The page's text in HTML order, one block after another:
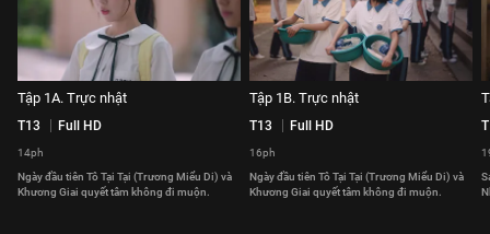
Tập 1A. Trực nhật
T13 Full HD
14ph
Ngày đầu tiên Tô Tại Tại (Trương Miểu Di) và
Khương Giai quyết tâm không đi muộn.
Tập 1B. Trực nhật
T13 Full HD
16ph
Ngày đầu tiên Tô Tại Tại (Trương Miểu Di) và
Khương Giai quyết tâm không đi muộn.